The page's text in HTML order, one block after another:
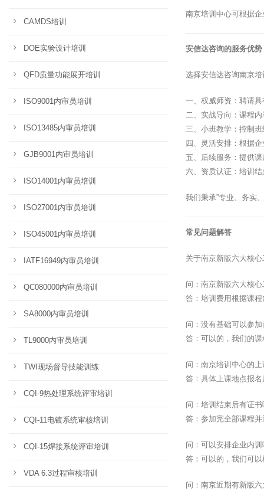
南京培训中心可根据
安信达咨询的服务优势
选择安信达咨询南京
一、权威师资：聘请
二、实战导向：课程
三、小班教学：控制
四、灵活安排：根据
五、后续服务：提供
六、资质认证：培训
我们秉承”专业、务实
常见问题解答
关于南京新版六大核
问：南京新版六大核
答：培训费用根据课
问：没有基础可以参
答：可以的，我们的
问：南京培训中心的
答：具体上课地点报
问：培训结束后有证书
答：参加完全部课程
问：可以安排企业内训
答：可以的，我们可
问：南京近期有新版
CAMDS培训
DOE实验设计培训
QFD质量功能展开培训
ISO9001内审员培训
ISO13485内审员培训
GJB9001内审员培训
ISO14001内审员培训
ISO27001内审员培训
ISO45001内审员培训
IATF16949内审员培训
QC080000内审员培训
SA8000内审员培训
TL9000内审员培训
TWI现场督导技能训练
CQI-9热处理系统评审培训
CQI-11电镀系统审核培训
CQI-15焊接系统评审培训
VDA 6.3过程审核培训